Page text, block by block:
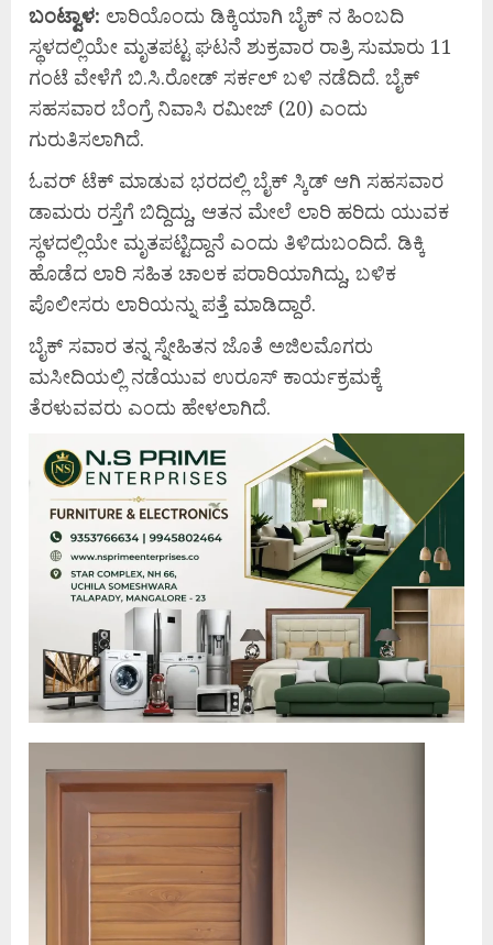
ಬಂಟ್ವಾಳ: ಲಾರಿಯೊಂದು ಡಿಕ್ಕಿಯಾಗಿ ಬೈಕ್ ನ ಹಿಂಬದಿ
ಸ್ಥಳದಲ್ಲಿಯೇ ಮೃತಪಟ್ಟ ಘಟನೆ ಶುಕ್ರವಾರ ರಾತ್ರಿ ಸುಮಾರು 11
ಗಂಟೆ ವೇಳೆಗೆ ಬಿ.ಸಿ.ರೋಡ್ ಸರ್ಕಲ್ ಬಳಿ ನಡೆದಿದೆ. ಬೈಕ್
ಸಹಸವಾರ ಬೆಂಗ್ರೆ ನಿವಾಸಿ ರಮೀಜ್ (20) ಎಂದು
ಗುರುತಿಸಲಾಗಿದೆ.
ಓವರ್ ಟೆಕ್ ಮಾಡುವ ಭರದಲ್ಲಿ ಬೈಕ್ ಸ್ಕಿಡ್ ಆಗಿ ಸಹಸವಾರ
ಡಾಮರು ರಸ್ತೆಗೆ ಬಿದ್ದಿದ್ದು, ಆತನ ಮೇಲೆ ಲಾರಿ ಹರಿದು ಯುವಕ
ಸ್ಥಳದಲ್ಲಿಯೇ ಮೃತಪಟ್ಟಿದ್ದಾನೆ ಎಂದು ತಿಳಿದುಬಂದಿದೆ. ಡಿಕ್ಕಿ
ಹೊಡೆದ ಲಾರಿ ಸಹಿತ ಚಾಲಕ ಪರಾರಿಯಾಗಿದ್ದು, ಬಳಿಕ
ಪೊಲೀಸರು ಲಾರಿಯನ್ನು ಪತ್ತೆ ಮಾಡಿದ್ದಾರೆ.
ಬೈಕ್ ಸವಾರ ತನ್ನ ಸ್ನೇಹಿತನ ಜೊತೆ ಅಜಿಲಮೊಗರು
ಮಸೀದಿಯಲ್ಲಿ ನಡೆಯುವ ಉರೂಸ್ ಕಾರ್ಯಕ್ರಮಕ್ಕೆ
ತೆರಳುವವರು ಎಂದು ಹೇಳಲಾಗಿದೆ.